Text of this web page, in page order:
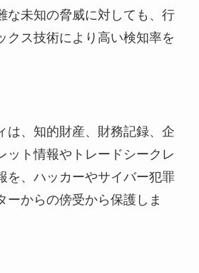
な未知の脅威に対しても、行
クス技術により高い検知率を
は、知的財産、財務記録、企
ット情報やトレードシークレ
を、ハッカーやサイバー犯罪
ーからの傍受から保護しま